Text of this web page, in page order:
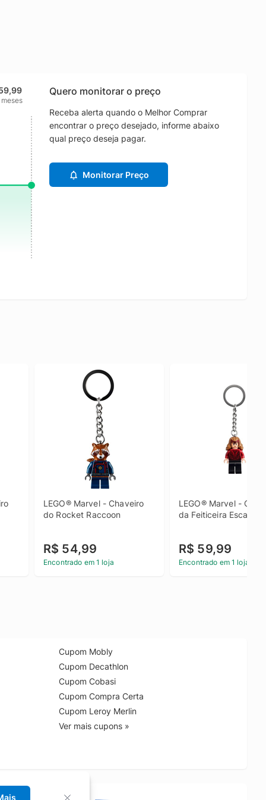
meses
Quero monitorar o preço
Receba alerta quando o Melhor Comprar
encontrar o preço desejado, informe abaixo
qual preço deseja pagar.
Monitorar Preço
LEGO® Marvel - Chaveiro
do Rocket Raccoon
R$ 54,99
Encontrado em 1 loja
LEGO® Marvel -
da Feiticeira Escarlate
R$ 59,99
Encontrado em 1 loja
Cupom Mobly
Cupom Decathlon
Cupom Cobasi
Cupom Compra Certa
Cupom Leroy Merlin
Ver mais cupons »